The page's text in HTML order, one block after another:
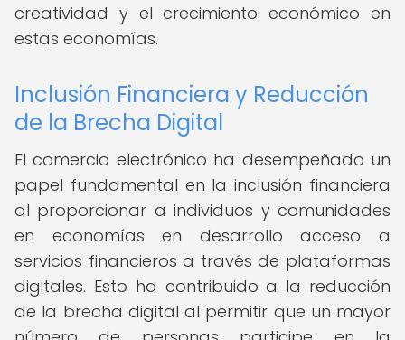
creatividad y el crecimiento económico en
estas economías.
Inclusión Financiera y Reducción
de la Brecha Digital
El comercio electrónico ha desempeñado un
papel fundamental en la inclusión financiera
al proporcionar a individuos y comunidades
en economías en desarrollo acceso a
servicios financieros a través de plataformas
digitales. Esto ha contribuido a la reducción
de la brecha digital al permitir que un mayor